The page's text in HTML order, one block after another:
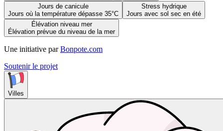
Jours de canicule
Jours où la température dépasse 35°C
Stress hydrique
Jours avec sol sec en été
Élévation niveau mer
Élévation prévue du niveau de la mer
Une initiative par Bonpote.com
Soutenir le projet
Villes